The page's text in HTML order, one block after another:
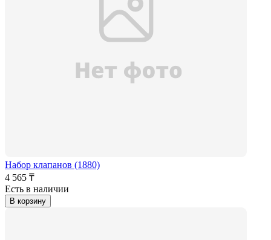
Набор клапанов (1880)
4 565 ₸
Есть в наличии
В корзину